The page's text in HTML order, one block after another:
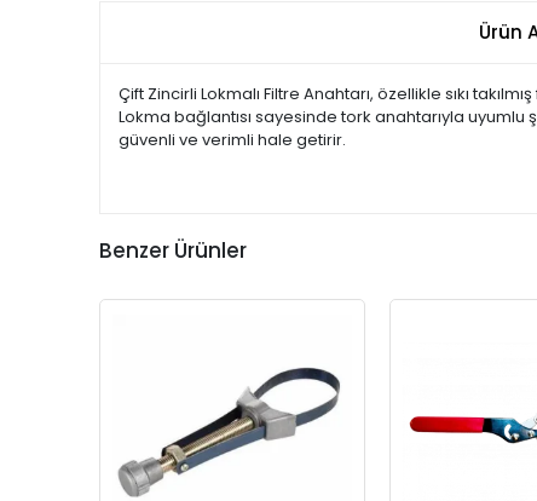
Ürün
Çift Zincirli Lokmalı Filtre Anahtarı, özellikle sıkı
Lokma bağlantısı sayesinde tork anahtarıyla uyumlu
güvenli ve verimli hale getirir.
Benzer Ürünler